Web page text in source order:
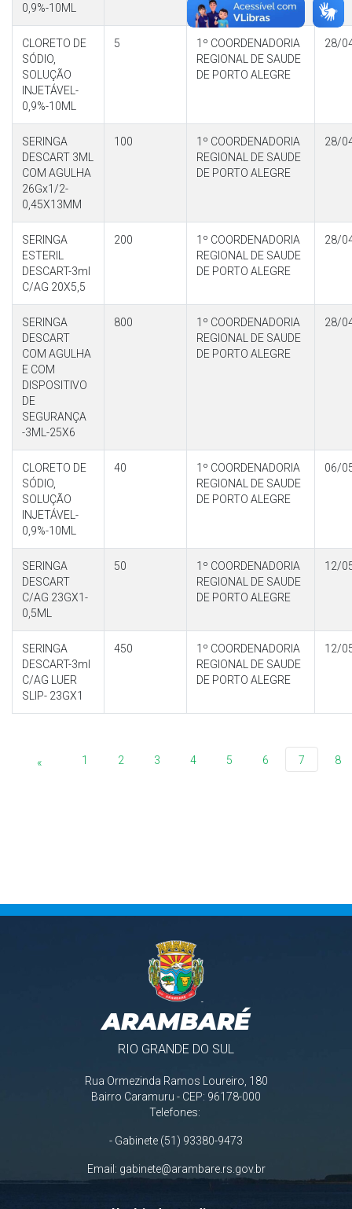
0,9%-10ML
CLORETO DE
SÓDIO,
SOLUÇÃO
INJETÁVEL-
0,9%-10ML
5
1º COORDENADORIA
REGIONAL DE SAUDE
DE PORTO ALEGRE
28/
SERINGA
DESCART 3ML
COM AGULHA
26Gx1/2-
0,45X13MM
100
1º COORDENADORIA
REGIONAL DE SAUDE
DE PORTO ALEGRE
28/
SERINGA
ESTERIL
DESCART-3ml
C/AG 20X5,5
200
1º COORDENADORIA
REGIONAL DE SAUDE
DE PORTO ALEGRE
28/
SERINGA
DESCART
COM AGULHA
E COM
DISPOSITIVO
DE
SEGURANÇA
-3ML-25X6
800
1º COORDENADORIA
REGIONAL DE SAUDE
DE PORTO ALEGRE
28/
CLORETO DE
SÓDIO,
SOLUÇÃO
INJETÁVEL-
0,9%-10ML
40
1º COORDENADORIA
REGIONAL DE SAUDE
DE PORTO ALEGRE
06/
SERINGA
DESCART
C/AG 23GX1-
0,5ML
50
1º COORDENADORIA
REGIONAL DE SAUDE
DE PORTO ALEGRE
12/
SERINGA
DESCART-3ml
C/AG LUER
SLIP- 23GX1
450
1º COORDENADORIA
REGIONAL DE SAUDE
DE PORTO ALEGRE
12/
« 1 2 3 4 5 6 7 8
ARAMBARÉ
RIO GRANDE DO SUL
Rua Ormezinda Ramos Loureiro, 180
Bairro Caramuru - CEP: 96178-000
Telefones:
- Gabinete (51) 93380-9473
Email: gabinete@arambare.rs.gov.br